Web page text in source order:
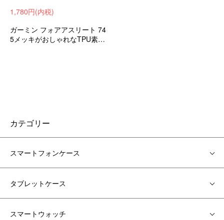
1,780円(内税)
ガーミン フォアアスリート 74
5メッキがおしゃれなTPU素材
カテゴリー
スマートフォンケース
タブレットケース
スマートウォッチ